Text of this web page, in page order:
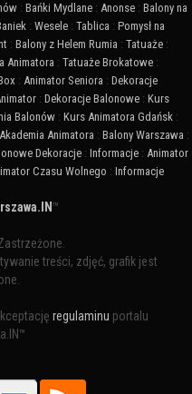
: Bańki Mydlane : Anonse : Balony na
: Wesele : Tablica : Pomysł na
: Balony z Helem Rumia : Tatuaże :
Animatora : Tatuaże Brokatowe :
: Animator Seniora : Dekoracje
: Dekoracje Balonowe : Kurs
Balonów : Kurs Animatora Gdańsk :
Akademia Animatora : Balony Warszawa :
Dekoracje : Informacje : Animator
Czasu Wolnego : Informacje
™
treści, zdjęć, grafik jest
regulaminu portalu